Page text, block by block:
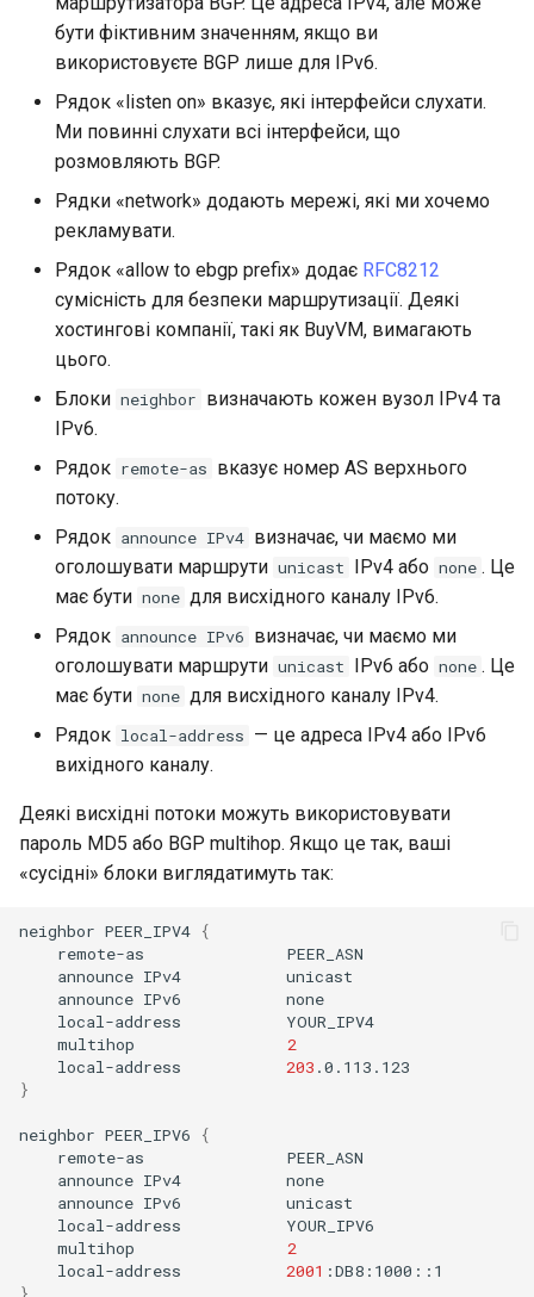
бути фіктивним значенням, якщо ви
використовуєте BGP лише для IPv6.
Рядок «listen on» вказує, які інтерфейси слухати.
Ми повинні слухати всі інтерфейси, що
розмовляють BGP.
Рядки «network» додають мережі, які ми хочемо
рекламувати.
Рядок «allow to ebgp prefix» додає RFC8212
сумісність для безпеки маршрутизації. Деякі
хостингові компанії, такі як BuyVM, вимагають
цього.
Блоки neighbor визначають кожен вузол IPv4 та
IPv6.
Рядок remote-as вказує номер AS верхнього
потоку.
Рядок announce IPv4 визначає, чи маємо ми
оголошувати маршрути unicast IPv4 або none . Це
має бути none для висхідного каналу IPv6.
Рядок announce IPv6 визначає, чи маємо ми
оголошувати маршрути unicast IPv6 або none . Це
має бути none для висхідного каналу IPv4.
Рядок local-address — це адреса IPv4 або IPv6
вихідного каналу.
Деякі висхідні потоки можуть використовувати
пароль MD5 або BGP multihop. Якщо це так, ваші
«сусідні» блоки виглядатимуть так:
neighbor PEER_IPV4 {
remote-as
announce IPv4
announce IPv6
local-address
multihop
2
local-address
203
}
neighbor PEER_IPV6
{
remote-as
announce IPv4
announce IPv6
local-address
multihop
2
local-address
2001